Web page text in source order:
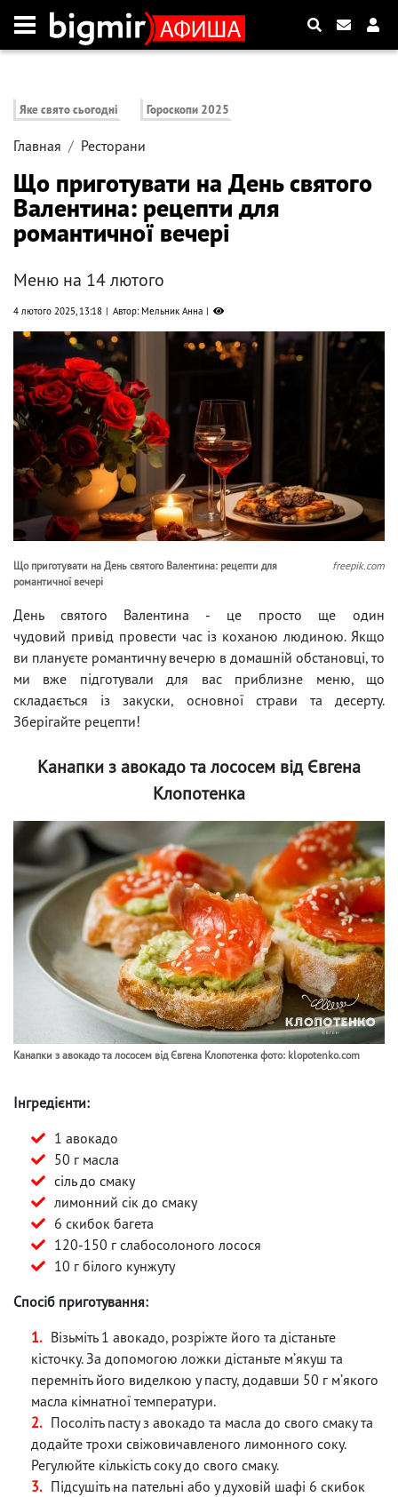
Яке свято сьогодні Гороскопи 2025
Главная Ресторани
Що приготувати на День святого
Валентина: рецепти для
романтичної вечері
Меню на 14 лютого
4 лютого 2025, 13:18 Автор: Мельник Анна
Що приготувати на День святого Валентина: рецепти для
романтичної вечері
freepik.com
День святого Валентина - це просто ще один
чудовий привід провести час із коханою людиною. Якщо
ви плануєте романтичну вечерю в домашній обстановці, то
ми вже підготували для вас приблизне меню, що
складається із закуски, основної страви та десерту.
Зберігайте рецепти!
Канапки з авокадо та лососем від Євгена
Клопотенка
Канапки з авокадо та лососем від Євгена Клопотенка фото: klopotenko.com
Інгредієнти:
1 авокадо
50 г масла
сіль до смаку
лимонний сік до смаку
6 скибок багета
120-150 г слабосолоного лосося
10 г білого кунжуту
Спосіб приготування:
Візьміть 1 авокадо, розріжте його та дістаньте
кісточку. За допомогою ложки дістаньте мʼякуш та
перемніть його виделкою у пасту, додавши 50 г мʼякого
масла кімнатної температури.
Посоліть пасту з авокадо та масла до свого смаку та
додайте трохи свіжовичавленого лимонного соку.
Регулюйте кількість соку до свого смаку.
Підсушіть на пательні або у духовій шафі 6 скибок